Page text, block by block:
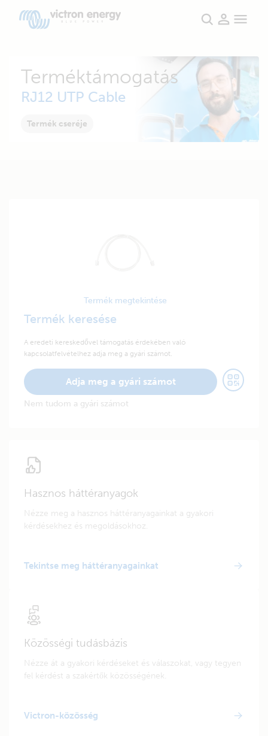
Terméktámogatás
RJ12 UTP Cable
Termék cseréje
Termék megtekintése
Termék keresése
A eredeti kereskedővel támogatás érdekében való
kapcsolatfelvételhez adja meg a gyári számot.
Adja meg a gyári számot
Nem tudom a gyári számot
Hasznos háttéranyagok
Nézze meg a hasznos háttéranyagainkat a gyakori
kérdésekhez és megoldásokhoz.
Tekintse meg háttéranyagainkat
Közösségi tudásbázis
Nézze át a gyakori kérdéseket és válaszokat, vagy tegyen
fel kérdést a szakértők közösségének.
Victron-közösség